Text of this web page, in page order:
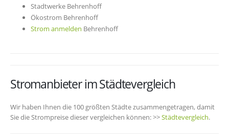
Stadtwerke Behrenhoff
Ökostrom Behrenhoff
Strom anmelden Behrenhoff
Stromanbieter im Städtevergleich
Wir haben Ihnen die 100 größten Städte zusammengetragen, damit
Sie die Strompreise dieser vergleichen können: >>Städtevergleich.